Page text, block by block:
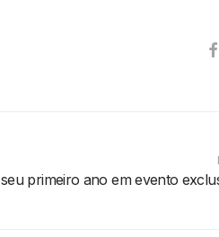
primeiro ano em evento